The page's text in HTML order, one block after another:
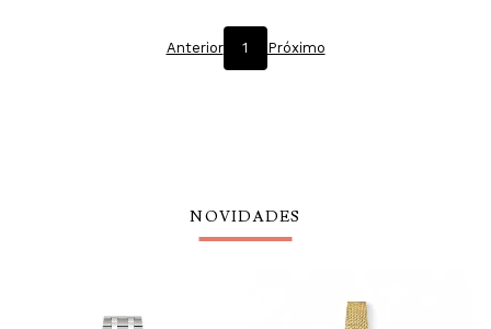
Anterior 1 Próximo
NOVIDADES